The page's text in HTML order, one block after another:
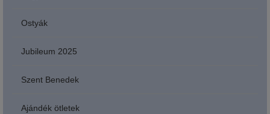
Ostyák
Jubileum 2025
Szent Benedek
Ajándék ötletek